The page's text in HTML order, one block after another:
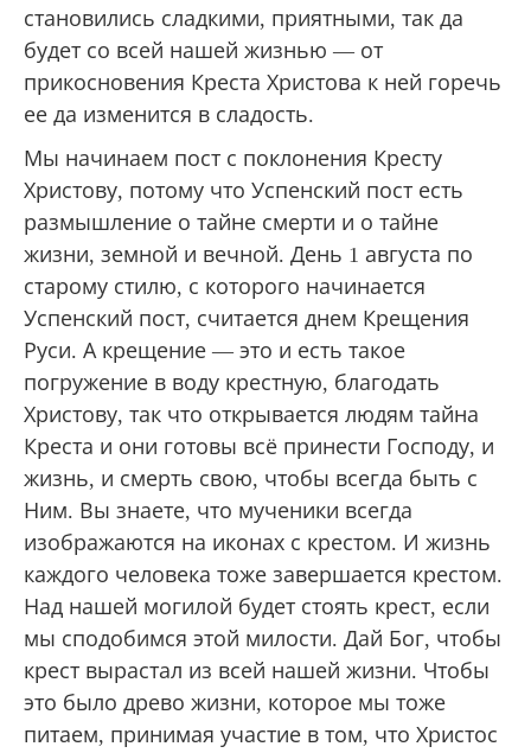
становились сладкими, приятными, так да
будет со всей нашей жизнью — от
прикосновения Креста Христова к ней горечь
ее да изменится в сладость.
Мы начинаем пост с поклонения Кресту
Христову, потому что Успенский пост есть
размышление о тайне смерти и о тайне
жизни, земной и вечной. День 1 августа по
старому стилю, с которого начинается
Успенский пост, считается днем Крещения
Руси. А крещение — это и есть такое
погружение в воду крестную, благодать
Христову, так что открывается людям тайна
Креста и они готовы всё принести Господу, и
жизнь, и смерть свою, чтобы всегда быть с
Ним. Вы знаете, что мученики всегда
изображаются на иконах с крестом. И жизнь
каждого человека тоже завершается крестом.
Над нашей могилой будет стоять крест, если
мы сподобимся этой милости. Дай Бог, чтобы
крест вырастал из всей нашей жизни. Чтобы
это было древо жизни, которое мы тоже
питаем, принимая участие в том, что Христос